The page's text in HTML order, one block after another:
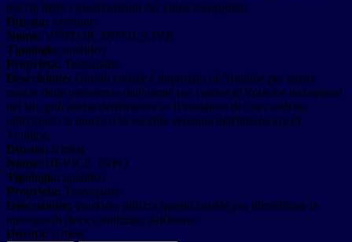
traccia delle visualizzazioni dei video incorporati.
Durata: Sessione
Nome: VISITOR_INFO1_LIVE
Tipologia: analitico
Proprieta: Terza-parte
Descrizione: Questo cookie è impostato da Youtube per tenere
traccia delle preferenze dell'utente per i video di Youtube incorporati
nei siti; può anche determinare se il visitatore del sito web sta
utilizzando la nuova o la vecchia versione dell'interfaccia di
Youtube.
Durata: 6 mesi
Nome: DEVICE_INFO
Tipologia: analitico
Proprieta: Terza-parte
Descrizione: YouTube utilizza questo cookie per identificare la
tipologia di device utilizzata dall'utente
Durata: 6 mesi